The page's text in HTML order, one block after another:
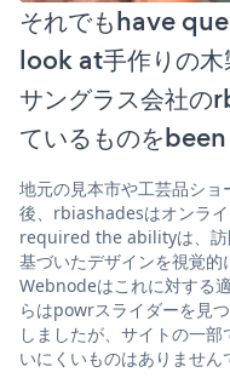
それでもhave
look at手作りの木
サングラス会社
ているものを
地元の見本市や工芸品シ
後、rbiashadesはオンライ
required the abilityは、訪
基づいたデザインを視覚
Webnodeはこれに対する
らはpowrスライダーを見
しましたが、サイトの一
いにくいものはありません